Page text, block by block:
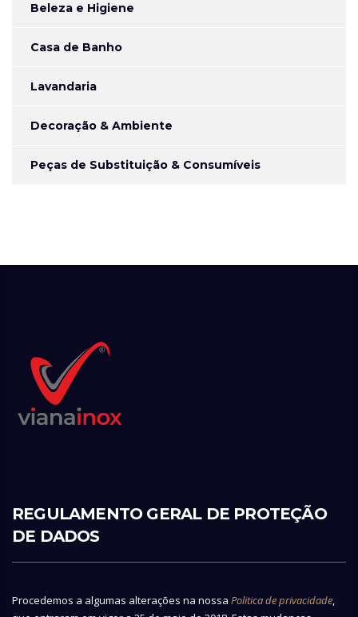
Beleza e Higiene
Casa de Banho
Lavandaria
Decoração & Ambiente
Peças de Substituição & Consumíveis
REGULAMENTO GERAL DE PROTEÇÃO
DE DADOS
Procedemos a algumas alterações na nossa Politica de privacidade,